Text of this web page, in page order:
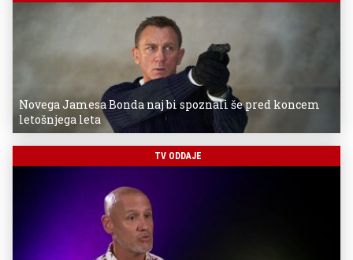
Novega Jamesa Bonda naj bi spoznali še pred koncem
letošnjega leta
TV ODDAJE